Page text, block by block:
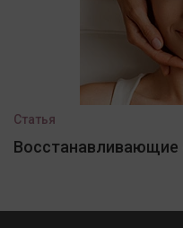
Статья
Восстанавливающие